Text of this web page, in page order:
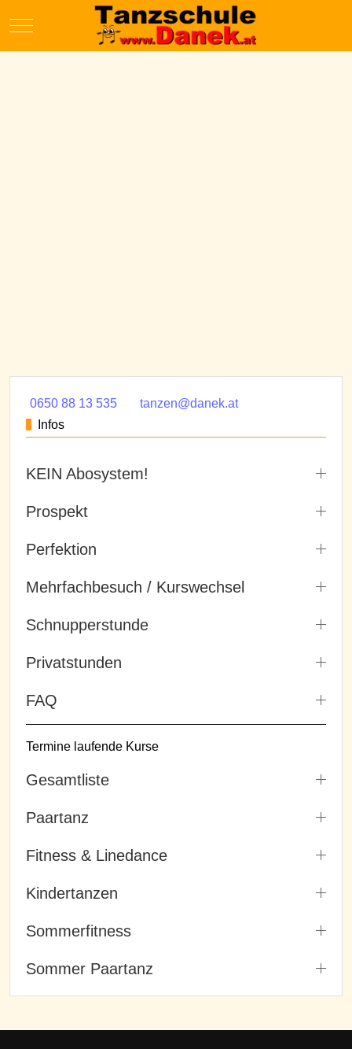
Mobile Menu Toggle
0650 88 13 535
tanzen@danek.at
Infos
KEIN Abosystem!
Prospekt
Perfektion
Mehrfachbesuch / Kurswechsel
Schnupperstunde
Privatstunden
FAQ
Termine laufende Kurse
Gesamtliste
Paartanz
Fitness & Linedance
Kindertanzen
Sommerfitness
Sommer Paartanz